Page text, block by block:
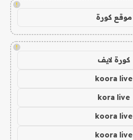
!
موقع كورة
!
كورة لايف
koora live
kora live
koora live
koora live